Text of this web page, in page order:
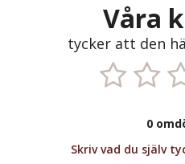
Våra
tycker att den
0
Skriv vad du själv